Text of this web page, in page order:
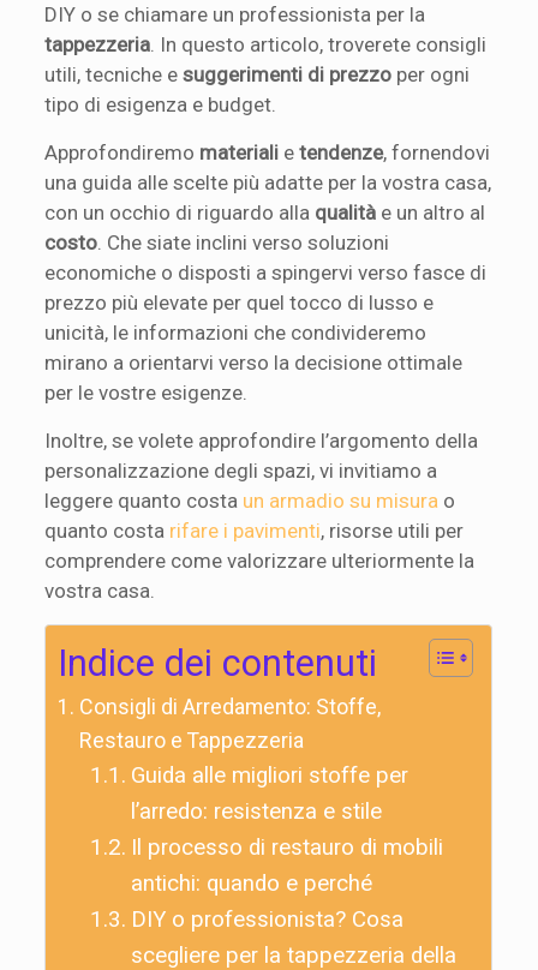
DIY o se chiamare un professionista per la
tappezzeria . In questo articolo, troverete consigli
utili, tecniche esuggerimenti di prezzo per ogni
tipo di esigenza e budget.
Approfondiremo materiali etendenze, fornendovi
una guida alle scelte più adatte per la vostra casa,
con un occhio di riguardo alla qualità e un altro al
costo . Che siate inclini verso soluzioni
economiche o disposti a spingervi verso fasce di
prezzo più elevate per quel tocco di lusso e
unicità, le informazioni che condivideremo
mirano a orientarvi verso la decisione ottimale
per le vostre esigenze.
Inoltre, se volete approfondire l’argomento della
personalizzazione degli spazi, vi invitiamo a
leggere quanto costa un armadio su misura o
quanto costa rifare i pavimenti, risorse utili per
comprendere come valorizzare ulteriormente la
vostra casa.
Indice dei contenuti
Consigli di Arredamento: Stoffe,
Restauro e Tappezzeria
Guida alle migliori stoffe per
l’arredo: resistenza e stile
Il processo di restauro di mobili
antichi: quando e perché
DIY o professionista? Cosa
scegliere per la tappezzeria della